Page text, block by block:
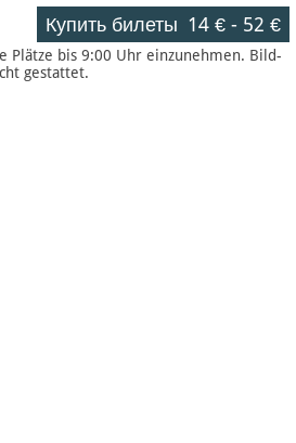
Купить билеты 14 €- 52 €
Plätze bis 9:00 Uhr einzunehmen. Bild-
gestattet.